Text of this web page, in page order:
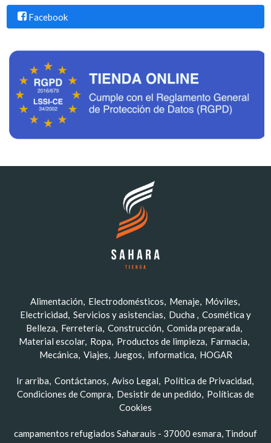
Facebook
Alimentación Electrodomésticos Menaje Móviles
Electricidad Servicios y asistencias Ducha
Cosmética y
Belleza
Ferretería Construcción Comida preparada
Material escolar Ropa Productos de limpieza
Farmacia
Mecánica Viajes Juegos informatica HOGAR
Ir arriba Contáctanos Aviso Legal
Política de Privacidad
Condiciones de Compra
Desistir de un pedido
Políticas de
Cookies
campamentos refugiados Saharauis - 37000 esmara, Tindouf